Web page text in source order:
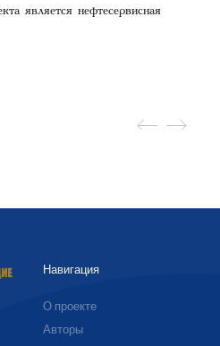
является нефтесервисная
Навигация
О проекте
Авторы